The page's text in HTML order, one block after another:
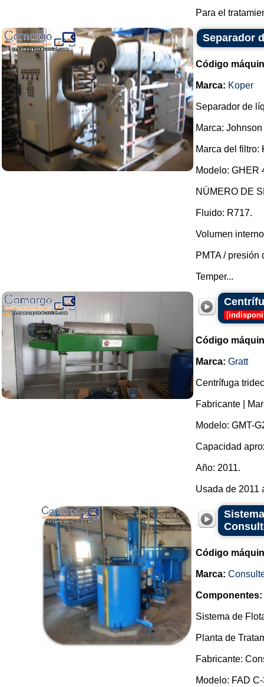
Para el
Separador
Código
Marca: Koper
Separador de
Marca:
Marca del filtro:
Modelo: GHER
NÚMERO DE
Fluido: R717.
Volumen
PMTA / presión
Temper...
[
Código
Marca: Gratt
Centrífuga
Fabricante |
Modelo: GMT-
Capacidad
Año: 2011.
Usada de 2011
Código
Marca:
Componentes:
Sistema de
Planta de
Fabricante:
Modelo: FAD